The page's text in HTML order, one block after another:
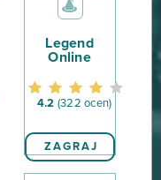
Legend
Online
4.2 (322 ocen)
ZAGRAJ